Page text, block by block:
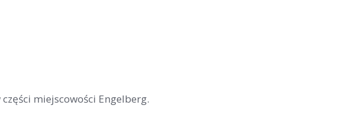
miejscowości Engelberg.